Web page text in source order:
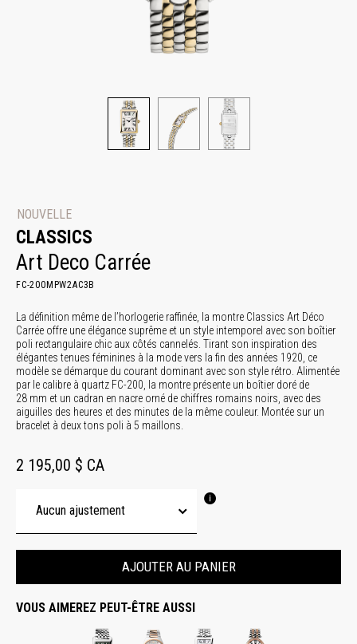
NOUVELLE
CLASSICS
Art Deco Carrée
FC-200MPW2AC3B
La définition même de l’horlogerie raffinée, la montre Classics Art Déco
Carrée offre une élégance suprême et un style intemporel avec son boîtier
poli rectangulaire chic aux côtés cannelés. Tirant son inspiration des
élégantes tenues féminines à la mode vers la fin des années 1920, ce
modèle se démarque du courant dominant avec son style rétro. Alimentée
par le calibre à quartz FC-200, la montre présente un boîtier doré de
28 mm et un cadran en nacre orné de chiffres romains noirs, avec des
aiguilles des heures et des minutes de la même couleur. Montée sur un
bracelet à deux tons poli à 5 maillons.
2 195,00 $ CA
AJOUTER AU PANIER
VOUS AIMEREZ PEUT-ÊTRE AUSSI